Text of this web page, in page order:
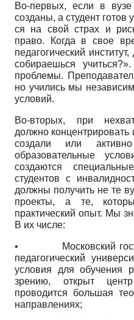
Во-первых, если в
созданы, а студент готов
ся на свой страх и
право. Когда в свое
педагогический
собираешься
проблемы.
но учились мы
условий.
Во-вторых, при
должно концентрировать
создали или
образовательные
создаются
студентов с
должны получить не те
проекты, а те,
практический опыт. Мы
В их числе:
•
Московский
педагогический
условия для обучения
зрению, открыт
проводится большая
направлениях;